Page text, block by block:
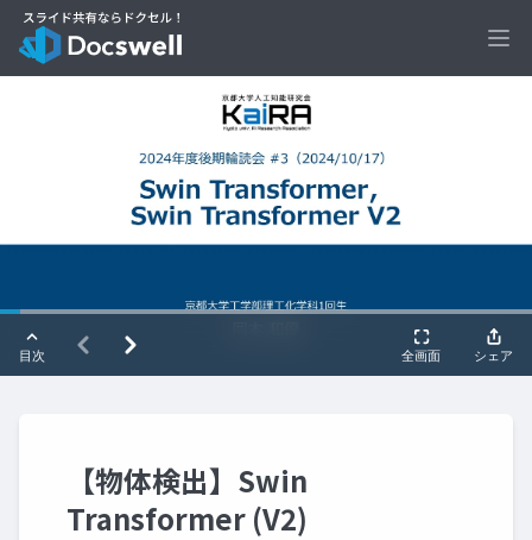
【物体検出】Swin
Transformer (V2)